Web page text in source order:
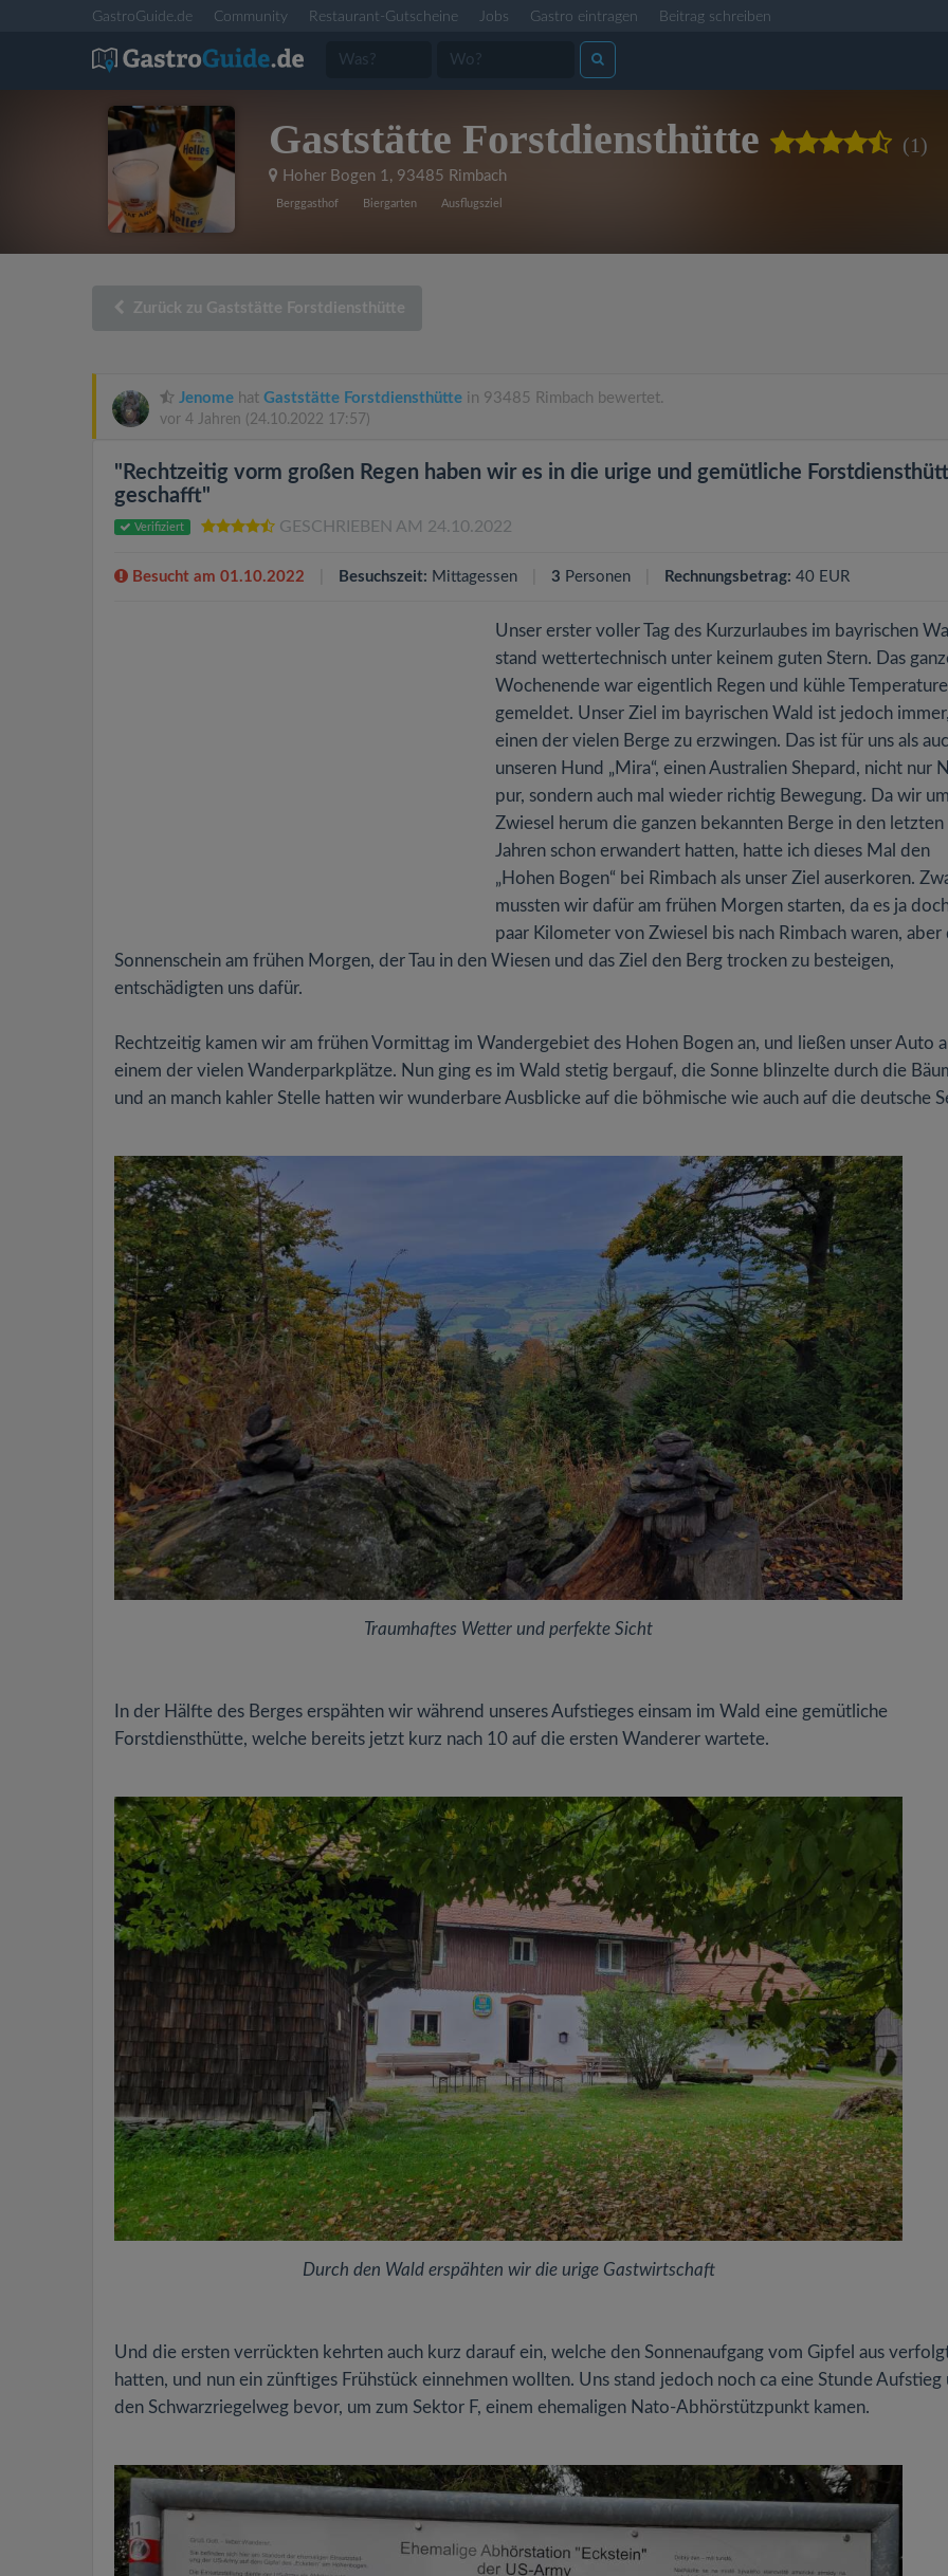
GastroGuide.de Community Restaurant-Gutscheine Jobs Gastro eintragen Beitrag schreiben
Gaststätte Forstdiensthütte (1)
Hoher Bogen 1, 93485 Rimbach
Berggasthof Biergarten Ausflugsziel
Zurück zu Gaststätte Forstdiensthütte
Jenome hat Gaststätte Forstdiensthütte in 93485 Rimbach bewertet.
vor 4 Jahren (24.10.2022 17:57)
"Rechtzeitig vorm großen Regen haben wir es in die urige und gemütliche
geschafft"
Verifiziert GESCHRIEBEN AM 24.10.2022
Besucht am 01.10.2022 Besuchszeit: Mittagessen 3 Personen Rechnungsbetrag: 40 EUR
Unser erster voller Tag des Kurzurlaubes im bayrischen
stand wettertechnisch unter keinem guten Stern. Das
Wochenende war eigentlich Regen und kühle
gemeldet. Unser Ziel im bayrischen Wald ist jedoch
einen der vielen Berge zu erzwingen. Das ist für uns als
unseren Hund „Mira“, einen Australien Shepard, nicht nur
pur, sondern auch mal wieder richtig Bewegung. Da wir
Zwiesel herum die ganzen bekannten Berge in den letzten
Jahren schon erwandert hatten, hatte ich dieses Mal den
„Hohen Bogen“ bei Rimbach als unser Ziel auserkoren.
mussten wir dafür am frühen Morgen starten, da es ja
paar Kilometer von Zwiesel bis nach Rimbach waren, aber
Sonnenschein am frühen Morgen, der Tau in den Wiesen und das Ziel den Berg trocken zu besteigen,
entschädigten uns dafür.
Rechtzeitig kamen wir am frühen Vormittag im Wandergebiet des Hohen Bogen an, und ließen unser Auto
einem der vielen Wanderparkplätze. Nun ging es im Wald stetig bergauf, die Sonne blinzelte durch die
und an manch kahler Stelle hatten wir wunderbare Ausblicke auf die böhmische wie auch auf die deutsche
Traumhaftes Wetter und perfekte Sicht
In der Hälfte des Berges erspähten wir während unseres Aufstieges einsam im Wald eine gemütliche
Forstdiensthütte, welche bereits jetzt kurz nach 10 auf die ersten Wanderer wartete.
Durch den Wald erspähten wir die urige Gastwirtschaft
Und die ersten verrückten kehrten auch kurz darauf ein, welche den Sonnenaufgang vom Gipfel aus
hatten, und nun ein zünftiges Frühstück einnehmen wollten. Uns stand jedoch noch ca eine Stunde Aufstieg
den Schwarzriegelweg bevor, um zum Sektor F, einem ehemaligen Nato-Abhörstützpunkt kamen.